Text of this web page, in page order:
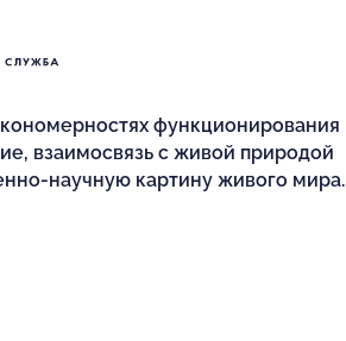
функционирования
взаимосвязь с живой природой
научную картину живого мира.